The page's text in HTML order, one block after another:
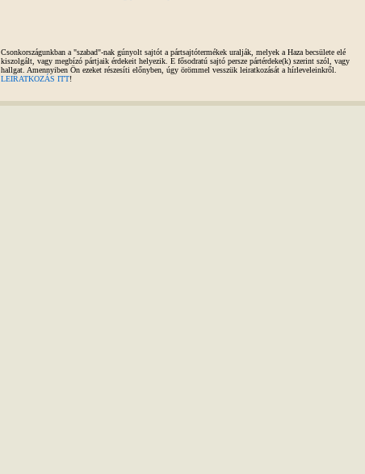
Csonkországunkban a "szabad"-nak gúnyolt sajtót a pártsajtótermékek uralják, melyek a Haza becsülete elé
kiszolgált, vagy megbízó pártjaik érdekeit helyezik. E fősodratú sajtó persze pártérdeke(k) szerint szól, vagy
hallgat. Amennyiben Ön ezeket részesíti előnyben, úgy örömmel vesszük leiratkozását a hírleveleinkről.
LEIRATKOZÁS ITT!